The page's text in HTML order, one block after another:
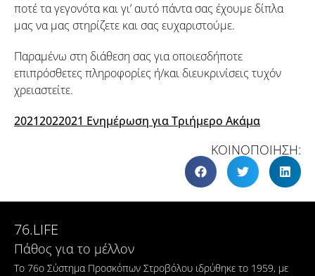
ποτέ τα γεγονότα και γι’ αυτό πάντα σας έχουμε δίπλα
μας να μας στηρίζετε και σας ευχαριστούμε.
Παραμένω στη διάθεση σας για οποιεσδήποτε
επιπρόσθετες πληροφορίες ή/και διευκρινίσεις τυχόν
χρειαστείτε.
20212022021 Ενημέρωση για Τριήμερο Ακάμα
ΚΟΙΝΟΠΟΙΗΣΗ:
76.LIFE
Πάθος για το μέλλον
Το 76ο Σύστημα Προσκόπων Στροβόλου ιδρύθηκε το 1959, με